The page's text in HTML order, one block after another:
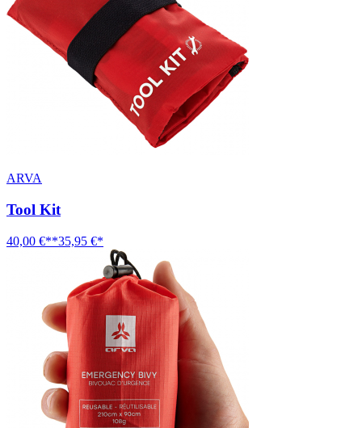
ARVA
Tool Kit
40,00 €**35,95 €*